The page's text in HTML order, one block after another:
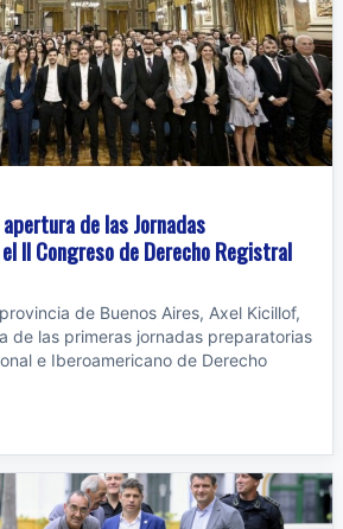
de las Jornadas
II Congreso de Derecho Registral
de Buenos Aires, Axel Kicillof,
de las primeras jornadas preparatorias
e Iberoamericano de Derecho